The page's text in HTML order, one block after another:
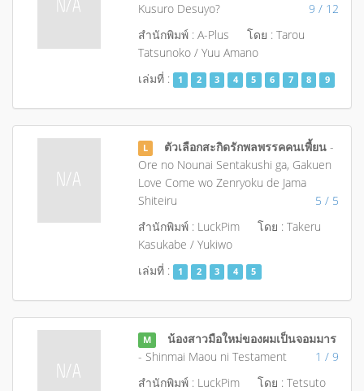
Kusuro Desuyo?
9 / 12
สำนักพิมพ์ : A-Plus
โดย : Tarou
Tatsunoko / Yuu Amano
เล่มที่ :
1 2 3 4 5 6 7 8 9
L ตัวเลือกสะกิดรักพลพรรคคนเพี้ยน -
Ore no Nounai Sentakushi ga, Gakuen
Love Come wo Zenryoku de Jama
Shiteiru
5 / 5
สำนักพิมพ์ : LuckPim
โดย : Takeru
Kasukabe / Yukiwo
เล่มที่ :
1 2 3 4 5
M
น้องสาวมือใหม่ของผมเป็นจอมมาร
- Shinmai Maou ni Testament
1 / 9
สำนักพิมพ์ : LuckPim
โดย : Tetsuto